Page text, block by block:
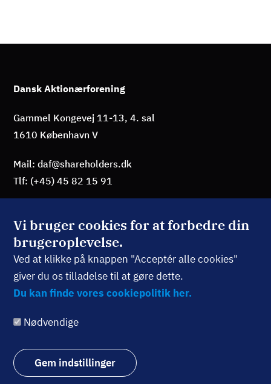
Vi bruger cookies for at forbedre din
brugeroplevelse.
Ved at klikke på knappen "Acceptér alle cookies"
giver du os tilladelse til at gøre dette.
Du kan finde vores cookiepolitik her.
Nødvendige
Gem indstillinger
Dansk Aktionærforening
Gammel Kongevej 11-13, 4. sal
1610 København V
Mail: daf@shareholders.dk
Tlf: (+45) 45 82 15 91
BLIV MEDLEM
TILMELD NYHEDSBREV